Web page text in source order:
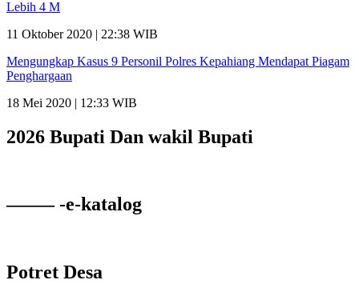
Lebih 4 M
11 Oktober 2020 | 22:38 WIB
Mengungkap Kasus 9 Personil Polres Kepahiang Mendapat Piagam
Penghargaan
18 Mei 2020 | 12:33 WIB
2026 Bupati Dan wakil Bupati
——– -e-katalog
Potret Desa